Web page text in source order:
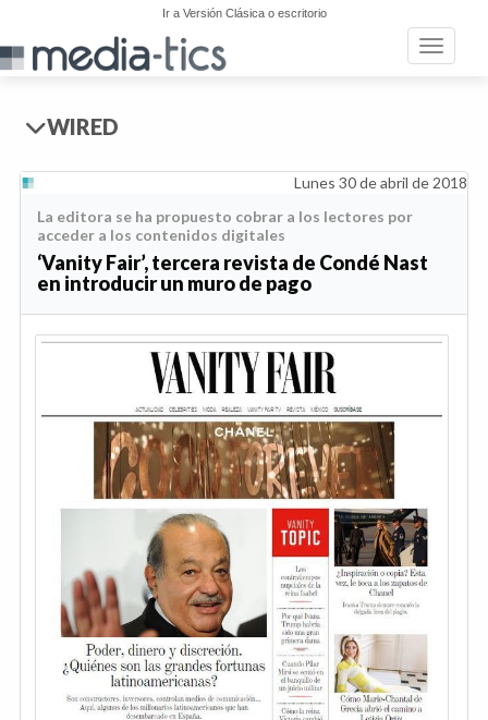
Ir a Versión Clásica o escritorio
Toggle
WIRED
Lunes 30 de abril de 2018
La editora se ha propuesto cobrar a los lectores por
acceder a los contenidos digitales
‘Vanity Fair’, tercera revista de Condé Nast
en introducir un muro de pago